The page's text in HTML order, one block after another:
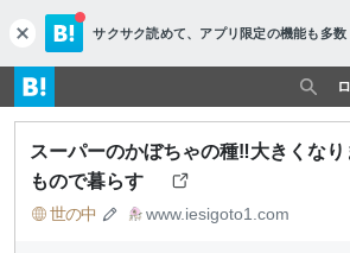
c
l
o
s
e
サクサク読めて、 アプリ限定の機能も多数
スーパーのかぼちゃの種‼️大きくなり
もので暮らす
世の中 www.iesigoto1.com